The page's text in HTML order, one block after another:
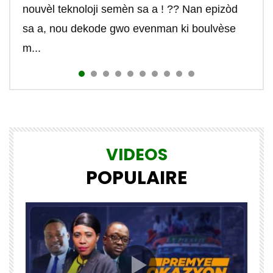
nouvèl teknoloji semèn sa a ! ?? Nan epizòd
sa a, nou dekode gwo evenman ki boulvèse
m...
nom...
contrôle...
#r...
#johnboisguene #tekte...
nouvelle vie dans laquelle ils peuvent choisir...
VIDEOS
POPULAIRE